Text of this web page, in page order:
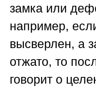
замка или
например,
высверлен, а
отжато, то
говорит о